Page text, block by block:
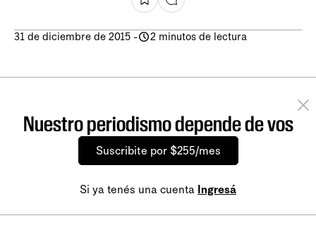
31 de diciembre de 2015 - 2 minutos de lectura
Nuestro periodismo depende de vos
Suscribite por $255/mes
Si ya tenés una cuenta Ingresá